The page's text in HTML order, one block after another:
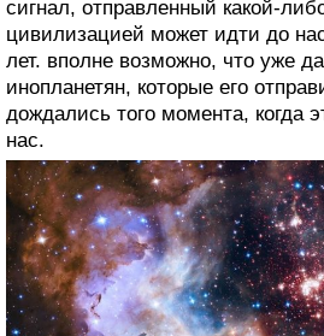
сигнал, отправленный какой-
цивилизацией может идти до
лет. вполне возможно, что уже
инопланетян, которые его
дождались того момента, когда
нас.